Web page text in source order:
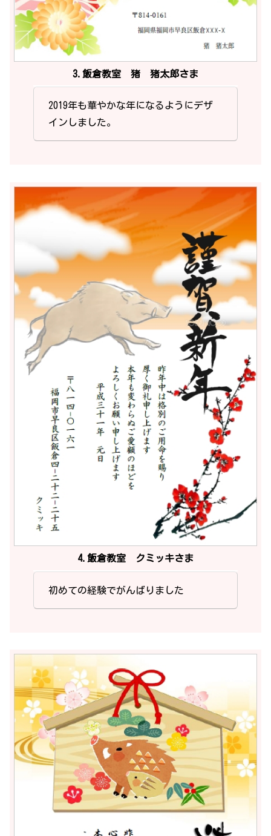
3.飯倉教室 猪 猪太郎さま
2019年も華やかな年になるようにデザ
インしました。
4.飯倉教室 クミッキさま
初めての経験でがんばりました